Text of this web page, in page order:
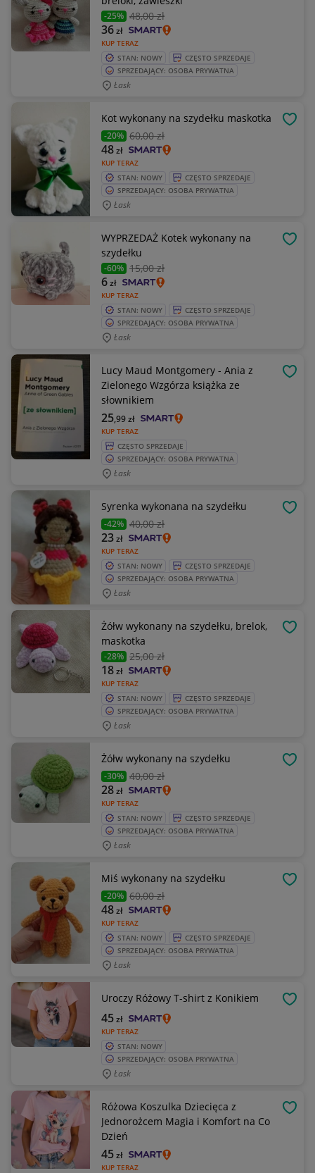
-25% 48,00 zł
KUP TERAZ
36zł
STAN: NOWY
CZĘSTO SPRZEDAJE
SPRZEDAJĄCY: OSOBA PRYWATNA
Łask
Kot wykonany na szydełku maskotka
-20% 60,00 zł
KUP TERAZ
48zł
STAN: NOWY
CZĘSTO SPRZEDAJE
SPRZEDAJĄCY: OSOBA PRYWATNA
Łask
WYPRZEDAŻ Kotek wykonany na
szydełku
-60% 15,00 zł
KUP TERAZ
6zł
STAN: NOWY
CZĘSTO SPRZEDAJE
SPRZEDAJĄCY: OSOBA PRYWATNA
Łask
Lucy Maud Montgomery - Ania z
Zielonego Wzgórza książka ze
słownikiem
KUP TERAZ
25,99zł
CZĘSTO SPRZEDAJE
SPRZEDAJĄCY: OSOBA PRYWATNA
Łask
Syrenka wykonana na szydełku
-42% 40,00 zł
KUP TERAZ
23zł
STAN: NOWY
CZĘSTO SPRZEDAJE
SPRZEDAJĄCY: OSOBA PRYWATNA
Łask
Żółw wykonany na szydełku, brelok,
maskotka
-28% 25,00 zł
KUP TERAZ
18zł
STAN: NOWY
CZĘSTO SPRZEDAJE
SPRZEDAJĄCY: OSOBA PRYWATNA
Łask
Żółw wykonany na szydełku
-30% 40,00 zł
KUP TERAZ
28zł
STAN: NOWY
CZĘSTO SPRZEDAJE
SPRZEDAJĄCY: OSOBA PRYWATNA
Łask
Miś wykonany na szydełku
-20% 60,00 zł
KUP TERAZ
48zł
STAN: NOWY
CZĘSTO SPRZEDAJE
SPRZEDAJĄCY: OSOBA PRYWATNA
Łask
Uroczy Różowy T-shirt z Konikiem
KUP TERAZ
45zł
STAN: NOWY
SPRZEDAJĄCY: OSOBA PRYWATNA
Łask
Różowa Koszulka Dziecięca z
Jednorożcem Magia i Komfort na Co
Dzień
KUP TERAZ
45zł